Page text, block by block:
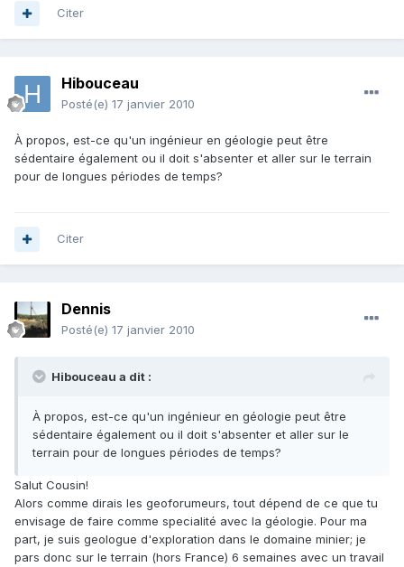
Citer
Hibouceau
Posté(e) 17 janvier 2010
À propos, est-ce qu'un ingénieur en géologie peut être
sédentaire également ou il doit s'absenter et aller sur le terrain
pour de longues périodes de temps?
Citer
Dennis
Posté(e) 17 janvier 2010
Hibouceau a dit :
À propos, est-ce qu'un ingénieur en géologie peut être
sédentaire également ou il doit s'absenter et aller sur le
terrain pour de longues périodes de temps?
Salut Cousin!
Alors comme dirais les geoforumeurs, tout dépend de ce que tu
envisage de faire comme specialité avec la géologie. Pour ma
part, je suis geologue d'exploration dans le domaine minier; je
pars donc sur le terrain (hors France) 6 semaines avec un travail